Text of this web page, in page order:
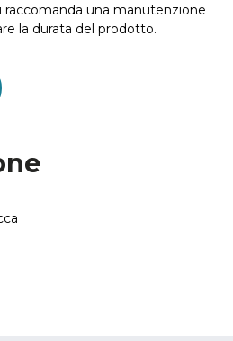
raccomanda una manutenzione
la durata del prodotto.